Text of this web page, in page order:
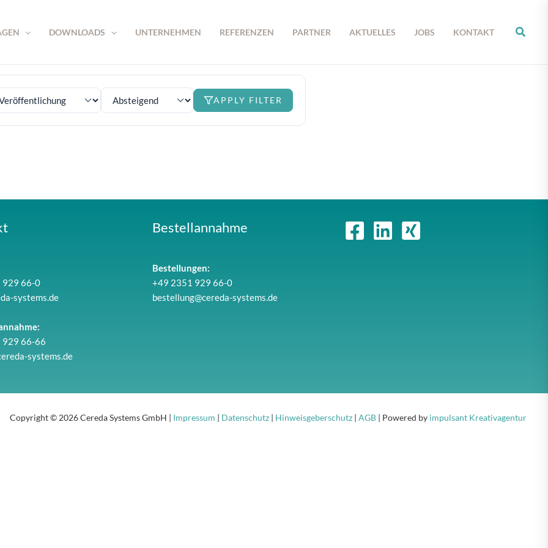
DOWNLOADS UNTERNEHMEN REFERENZEN PARTNER AKTUELLES JOBS KONTAKT
APPLY FILTER
929 66-0
systems.de
66-66
systems.de
Bestellannahme
Bestellungen:
+49 2351 929 66-0
bestellung@cereda-systems.de
Copyright © 2026 Cereda Systems GmbH | Impressum | Datenschutz | Hinweisgeberschutz | AGB | Powered by impulsant Kreativagentur